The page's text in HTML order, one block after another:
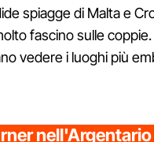
spiagge di Malta e
fascino sulle
vedere i luoghi più
nell'Argentario